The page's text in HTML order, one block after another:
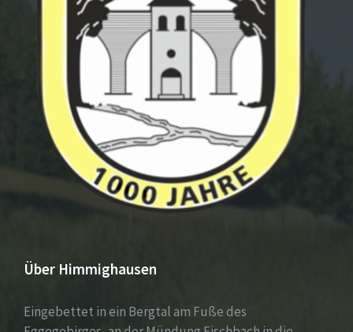
Über Himmighausen
Eingebettet in ein Bergtal am Fuße des